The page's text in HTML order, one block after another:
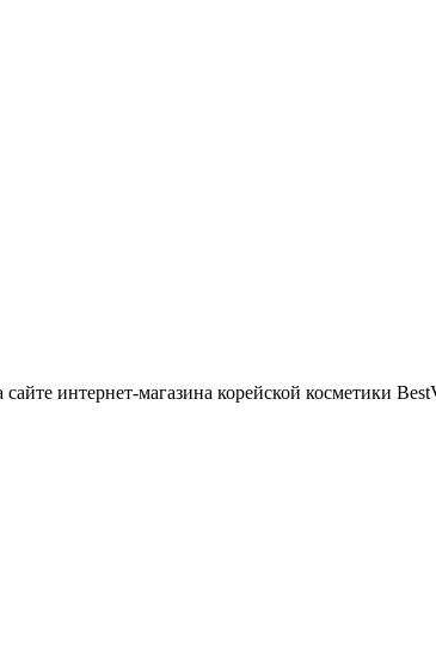
интернет-магазина корейской косметики